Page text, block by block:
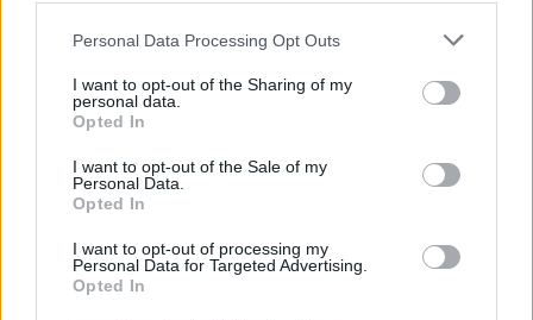
Personal Data Processing Opt Outs
I want to opt-out of the Sharing of my
personal data.
Opted In
I want to opt-out of the Sale of my
Personal Data.
Opted In
I want to opt-out of processing my
Personal Data for Targeted Advertising.
Opted In
ALTRE NOTIZIE DI VILLA CORTESE